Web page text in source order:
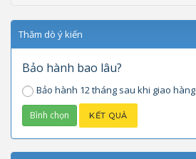
Thăm dò ý kiến
Bảo hành bao lâu?
Bảo hành 12 tháng sau khi giao hàng